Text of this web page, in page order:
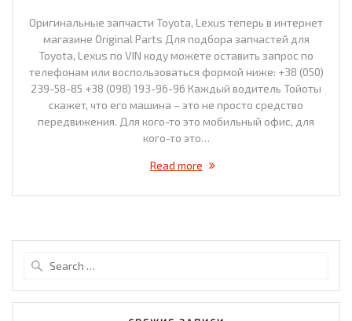
Оригинальные запчасти Toyota, Lexus теперь в интернет
магазине Original Parts Для подбора запчастей для
Toyota, Lexus по VIN коду можете оставить запрос по
телефонам или воспользоваться формой ниже: +38 (050)
239-58-85 +38 (098) 193-96-96 Каждый водитель Тойоты
скажет, что его машина – это не просто средство
передвижения. Для кого-то это мобильный офис, для
кого-то это…
Read more